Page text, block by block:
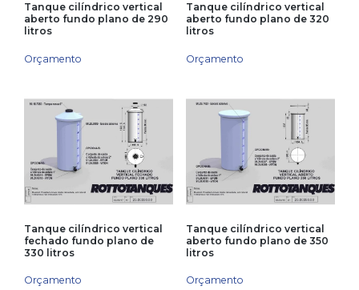
Tanque cilíndrico vertical
aberto fundo plano de 290
litros
Orçamento
Tanque cilíndrico vertical
aberto fundo plano de 320
litros
Orçamento
Tanque cilíndrico vertical
fechado fundo plano de
330 litros
Orçamento
Tanque cilíndrico vertical
aberto fundo plano de 350
litros
Orçamento